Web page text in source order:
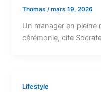
Thomas/mars 19, 2026
Un manager en pleine
cérémonie, cite
Lifestyle